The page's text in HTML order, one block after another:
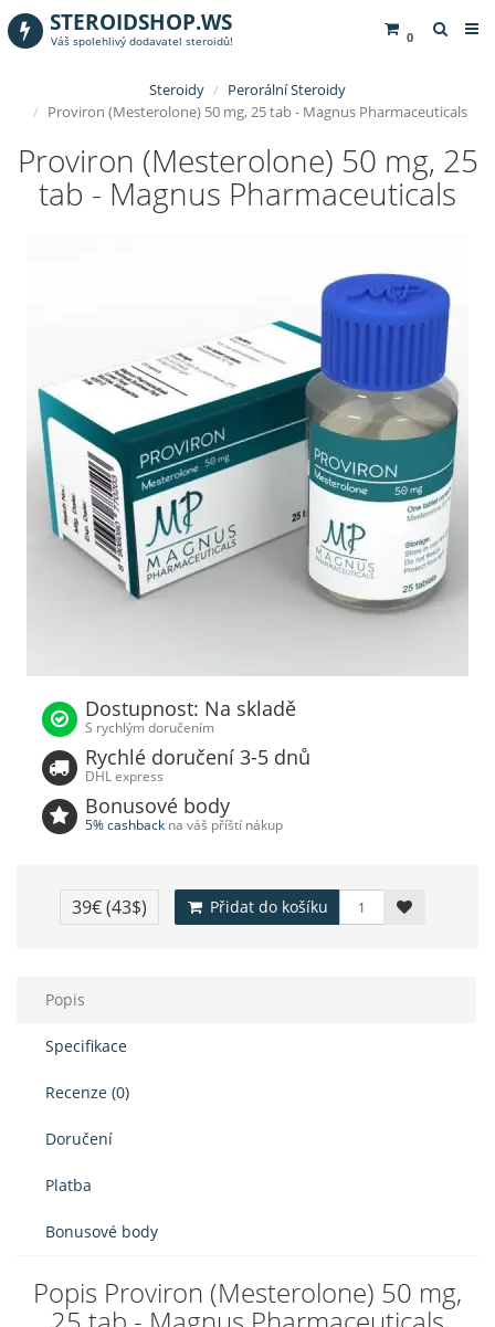
0
STEROIDSHOP.WS
Váš spolehlivý dodavatel steroidů!
Steroidy
Perorální Steroidy
Proviron (Mesterolone) 50 mg, 25 tab - Magnus Pharmaceuticals
Proviron (Mesterolone) 50 mg, 25
tab - Magnus Pharmaceuticals
Dostupnost: Na skladě
S rychlým doručením
Rychlé doručení 3-5 dnů
DHL express
Bonusové body
5% cashback na váš příští nákup
39€(43$) Přidat do košíku
Popis
Specifikace
Recenze (0)
Doručení
Platba
Bonusové body
Popis Proviron (Mesterolone) 50 mg,